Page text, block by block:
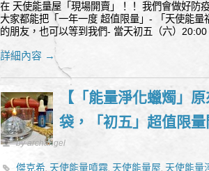
在 天使能量屋「現場開賣」！！ 我們會做好防
大家都能把「一年一度 超值限量」- 「天使能
的朋友，也可以等到我們- 當天初五（六）
詳細內容 →
【「能量淨化蠟燭」
袋，「初五」超值限
by archangel
傑克希, 天使能量噴霧, 天使能量屋, 天使能量